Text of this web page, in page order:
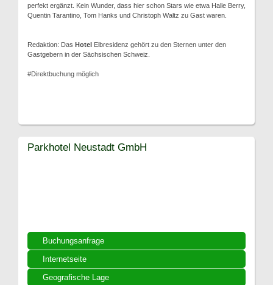
perfekt ergänzt. Kein Wunder, dass hier schon Stars wie etwa Halle Berry,
Quentin Tarantino, Tom Hanks und Christoph Waltz zu Gast waren.
Redaktion: Das Hotel Elbresidenz gehört zu den Sternen unter den
Gastgebern in der Sächsischen Schweiz.
#Direktbuchung möglich
Buchungsanfrage
Internetseite
Geografische Lage
Parkhotel Neustadt GmbH